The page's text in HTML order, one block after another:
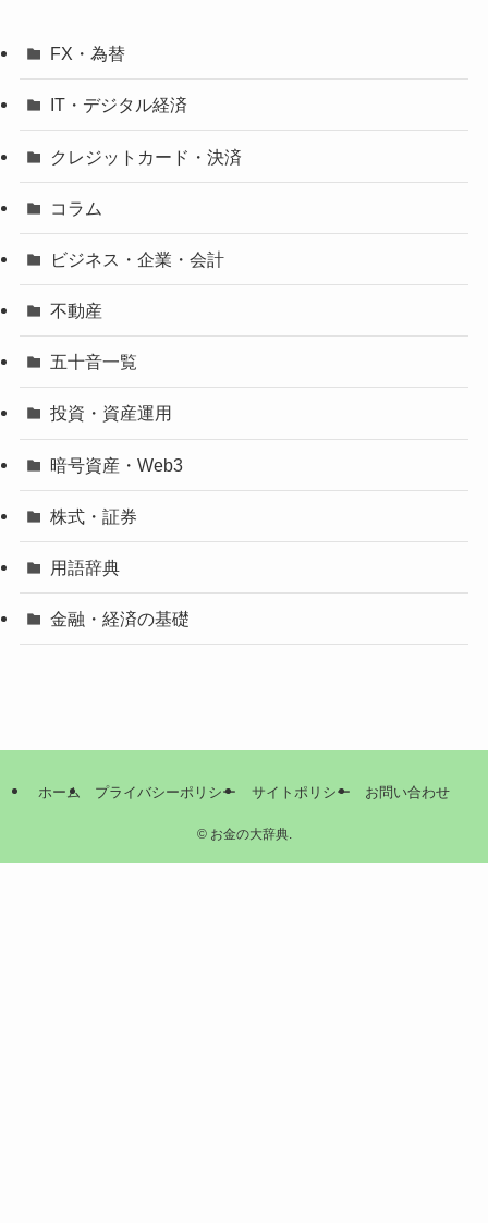
FX・為替
IT・デジタル経済
クレジットカード・決済
コラム
ビジネス・企業・会計
不動産
五十音一覧
投資・資産運用
暗号資産・Web3
株式・証券
用語辞典
金融・経済の基礎
ホーム プライバシーポリシー サイトポリシー お問い合わせ
©お金の大辞典.